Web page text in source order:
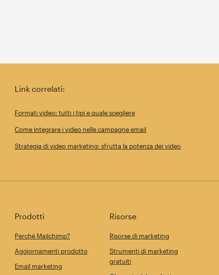
Link correlati:
Formati video: tutti i tipi e quale scegliere
Come integrare i video nelle campagne email
Strategia di video marketing: sfrutta la potenza dei video
Prodotti
Perché Mailchimp?
Aggiornamenti prodotto
Email marketing
Risorse
Risorse di marketing
Strumenti di marketing
gratuiti